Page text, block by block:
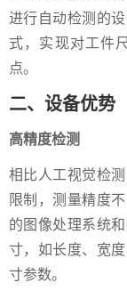
进行自动检测的
式，实现对工件
点。
二、设备优势
高精度检测
相比人工视觉检
限制，测量精度
的图像处理系统
寸，如长度、宽
寸参数。